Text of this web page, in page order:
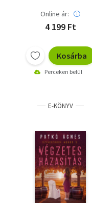
Online ár:
4 199 Ft
Kosárba
Perceken belül
E-KÖNYV